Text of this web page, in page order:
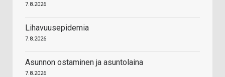
7.8.2026
Lihavuusepidemia
7.8.2026
Asunnon ostaminen ja asuntolaina
7.8.2026